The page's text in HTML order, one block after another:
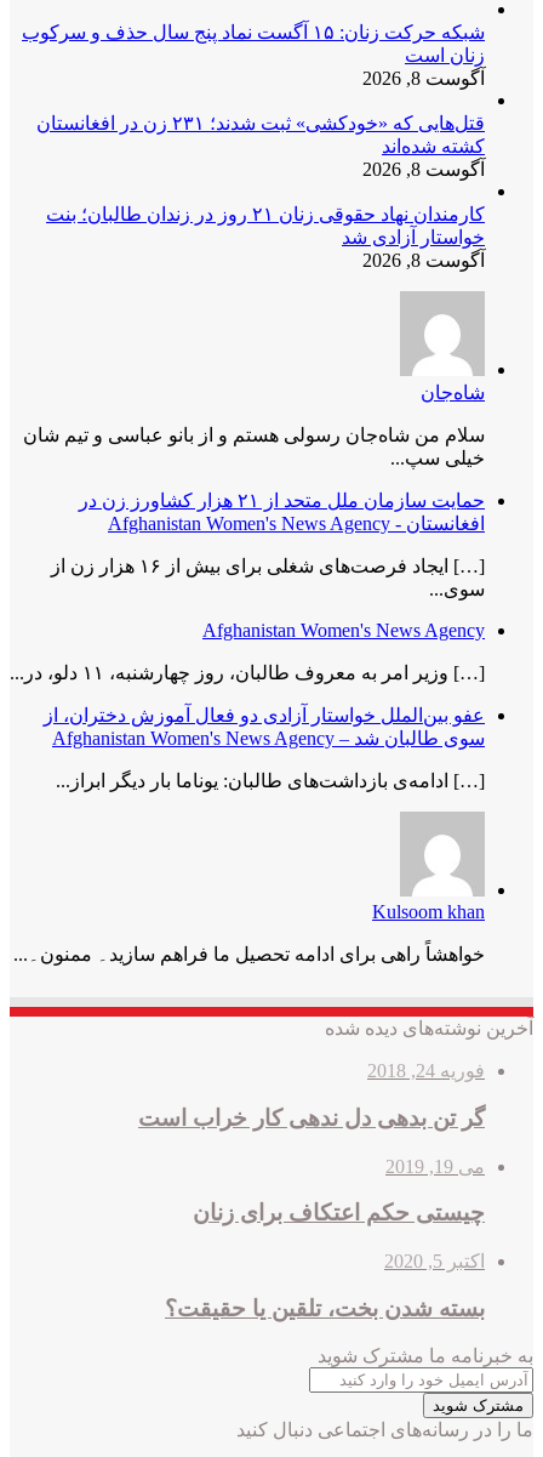
شبکه حرکت زنان: ۱۵ آگست نماد پنج سال حذف و سرکوب
زنان است
آگوست 8, 2026
قتل‌هایی که «خودکشی» ثبت شدند؛ ۲۳۱ زن در افغانستان
کشته شده‌اند
آگوست 8, 2026
کارمندان نهاد حقوقی زنان ۲۱ روز در زندان طالبان؛ بنت
خواستار آزادی شد
آگوست 8, 2026
شاه‌جان
سلام من شاه‌جان رسولی هستم و از بانو عباسی و تیم شان
خیلی سپ...
حمایت سازمان ملل متحد از ۲۱ هزار کشاورز زن در
افغانستان - Afghanistan Women's News Agency
[…] ایجاد فرصت‌های شغلی برای بیش از ۱۶ هزار زن از
سوی...
Afghanistan Women's News Agency
[…] وزیر امر به معروف طالبان، روز چهارشنبه، ۱۱ دلو، در...
عفو بین‌الملل خواستار آزادی دو فعال آموزش دختران، از
سوی طالبان شد – Afghanistan Women's News Agency
[…] ادامه‌ی بازداشت‌های طالبان: یوناما بار دیگر ابراز...
Kulsoom khan
خواھشاً راھی برای ادامه تحصیل ما فراھم سازید۔ ممنون۔...
آخرین نوشته‌های دیده شده
فوریه 24, 2018
گر تن بدهی دل ندهی کار خراب است
می 19, 2019
چیستی حکم اعتکاف برای زنان
اکتبر 5, 2020
بسته شدن بخت، تلقین یا حقیقت؟
به خبرنامه‌‌ ما مشترک شوید
آدرس
ایمیل
خود
ما را در رسانه‌های اجتماعی دنبال کنید